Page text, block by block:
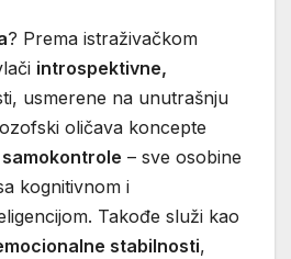
? Prema istraživačkom
introspektivne,
usmerene na unutrašnju
oličava koncepte
– sve osobine
kognitivnom i
Takođe služi kao
stabilnosti,